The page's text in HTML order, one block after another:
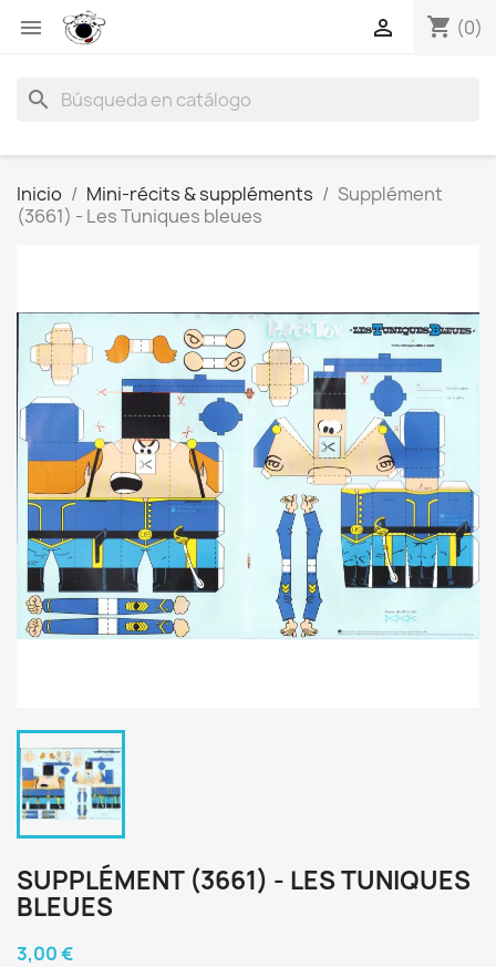
 shopping_cart (0)

search
Inicio Mini-récits & suppléments
Supplément
(3661) - Les Tuniques bleues
SUPPLÉMENT (3661) - LES TUNIQUES
BLEUES
3,00 €